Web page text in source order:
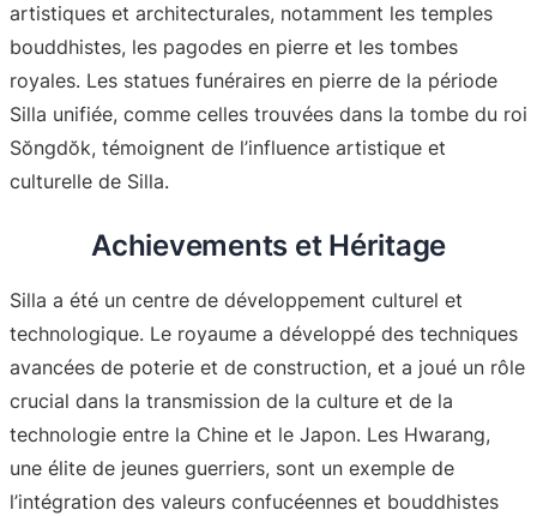
artistiques et architecturales, notamment les temples
bouddhistes, les pagodes en pierre et les tombes
royales. Les statues funéraires en pierre de la période
Silla unifiée, comme celles trouvées dans la tombe du roi
Sŏngdŏk, témoignent de l’influence artistique et
culturelle de Silla.
Achievements et Héritage
Silla a été un centre de développement culturel et
technologique. Le royaume a développé des techniques
avancées de poterie et de construction, et a joué un rôle
crucial dans la transmission de la culture et de la
technologie entre la Chine et le Japon. Les Hwarang,
une élite de jeunes guerriers, sont un exemple de
l’intégration des valeurs confucéennes et bouddhistes